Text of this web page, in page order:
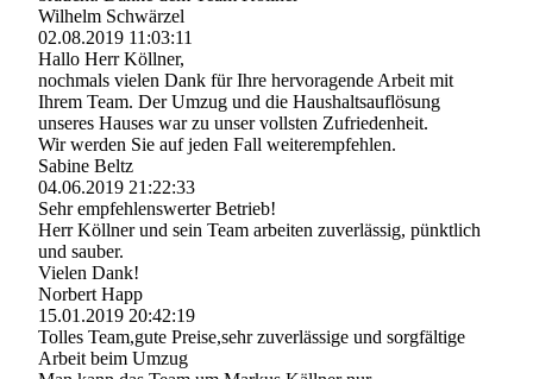
Wilhelm Schwärzel
02.08.2019 11:03:11
Hallo Herr Köllner,
nochmals vielen Dank für Ihre hervoragende Arbeit mit
Ihrem Team. Der Umzug und die Haushaltsauflösung
unseres Hauses war zu unser vollsten Zufriedenheit.
Wir werden Sie auf jeden Fall weiterempfehlen.
Sabine Beltz
04.06.2019 21:22:33
Sehr empfehlenswerter Betrieb!
Herr Köllner und sein Team arbeiten zuverlässig, pünktlich
und sauber.
Vielen Dank!
Norbert Happ
15.01.2019 20:42:19
Tolles Team,gute Preise,sehr zuverlässige und sorgfältige
Arbeit beim Umzug